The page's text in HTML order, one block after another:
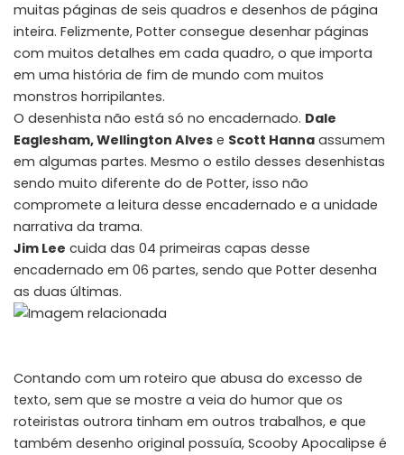
muitas páginas de seis quadros e desenhos de página
inteira. Felizmente, Potter consegue desenhar páginas
com muitos detalhes em cada quadro, o que importa
em uma história de fim de mundo com muitos
monstros horripilantes.
O desenhista não está só no encadernado. Dale
Eaglesham, Wellington Alves e Scott Hanna assumem
em algumas partes. Mesmo o estilo desses desenhistas
sendo muito diferente do de Potter, isso não
compromete a leitura desse encadernado e a unidade
narrativa da trama.
Jim Lee cuida das 04 primeiras capas desse
encadernado em 06 partes, sendo que Potter desenha
as duas últimas.
Contando com um roteiro que abusa do excesso de
texto, sem que se mostre a veia do humor que os
roteiristas outrora tinham em outros trabalhos, e que
também desenho original possuía, Scooby Apocalipse é